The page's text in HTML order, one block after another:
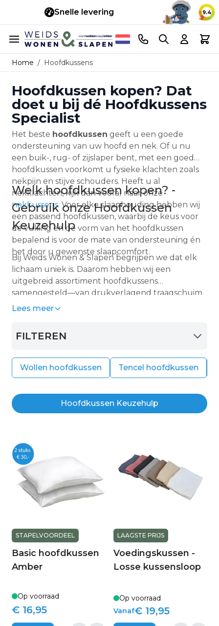
Snelle levering 14
9.4
Ga naar de inhoud
Telefoonnummer
Search Cart
Home / Hoofdkussens
Hoofdkussen kopen? Dat
doet u bij dé Hoofdkussens
Specialist
Het beste hoofdkussen geeft u een goede
ondersteuning van uw hoofd en nek. Of u nu
een buik-, rug- of zijslaper bent, met een goed
hoofdkussen voorkomt u fysieke klachten zoals
nekpijn en stijve schouders. Heeft u al
nekklachten, kijk dan vooral naar onze
nekkussens. Voor elke slaaphouding hebben wij
een passend hoofdkussen, waarbij de keus voor
de vulling en de vorm van het hoofdkussen
bepalend is voor de mate van ondersteuning én
het door u gewenste slaapcomfort.
Welk hoofdkussen kopen? -
Gebruik onze Hoofdkussen
Keuzehulp
Bij Weids Wonen & Slapen begrijpen we dat elk
lichaam uniek is. Daarom hebben wij een
uitgebreid assortiment hoofdkussens
samengesteld—van drukverlagend traagschuim
tot perfect ventilerende natuurproducten zoals
welke stevigheid optimaal aansluiten bij uw
ergonomisch verantwoorde nachtrust op basis
van model en vulling het beste hoofdkussen te
Lees meer
FILTEREN
Wollen hoofdkussen Tencel hoofdkussen
Hoofdkussen Keuzehulp
STAPELVOORDEEL
Basic hoofdkussen
Amber
Op voorraad
€ 16,95
LAAGSTE PRIJS
Voedingskussen -
Losse kussensloop
Op voorraad
Vanaf€ 19,95